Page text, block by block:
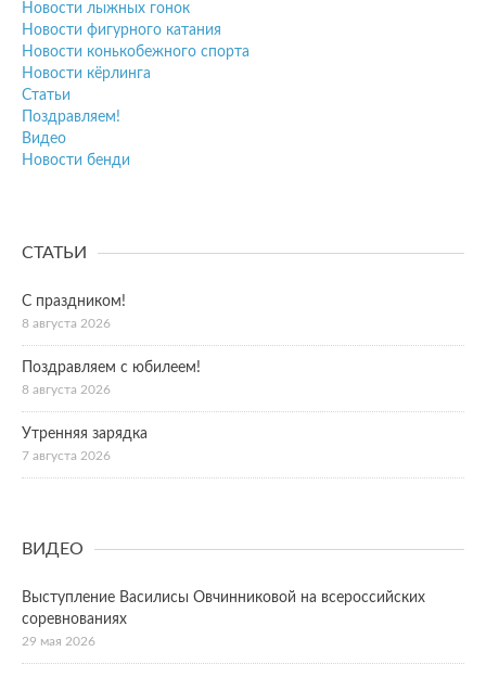
Новости лыжных гонок
Новости фигурного катания
Новости конькобежного спорта
Новости кёрлинга
Статьи
Поздравляем!
Видео
Новости бенди
СТАТЬИ
С праздником!
8 августа 2026
Поздравляем с юбилеем!
8 августа 2026
Утренняя зарядка
7 августа 2026
ВИДЕО
Выступление Василисы Овчинниковой на всероссийских
соревнованиях
29 мая 2026